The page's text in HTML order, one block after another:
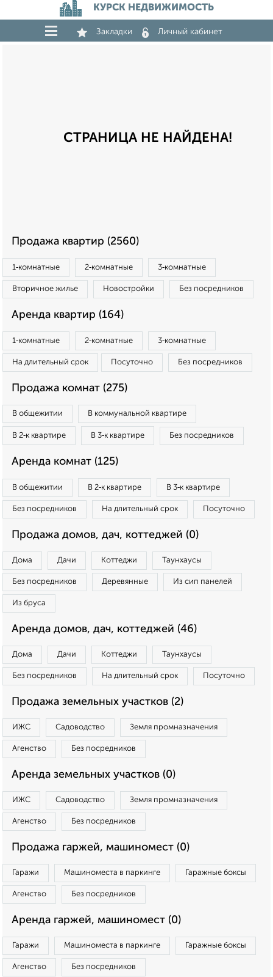
КУРСК НЕДВИЖИМОСТЬ
Закладки Личный кабинет
СТРАНИЦА НЕ НАЙДЕНА!
Продажа квартир (2560)
1‑комнатные 2‑комнатные 3‑комнатные
Вторичное жилье Новостройки Без посредников
Аренда квартир (164)
1‑комнатные 2‑комнатные 3‑комнатные
На длительный срок Посуточно Без посредников
Продажа комнат (275)
В общежитии В коммунальной квартире
В 2‑к квартире В 3‑к квартире Без посредников
Аренда комнат (125)
В общежитии В 2‑к квартире В 3‑к квартире
Без посредников На длительный срок Посуточно
Продажа домов, дач, коттеджей (0)
Дома Дачи Коттеджи Таунхаусы
Без посредников Деревянные Из сип панелей
Из бруса
Аренда домов, дач, коттеджей (46)
Дома Дачи Коттеджи Таунхаусы
Без посредников На длительный срок Посуточно
Продажа земельных участков (2)
ИЖС Садоводство Земля промназначения
Агенство Без посредников
Аренда земельных участков (0)
ИЖС Садоводство Земля промназначения
Агенство Без посредников
Продажа гаржей, машиномест (0)
Гаражи Машиноместа в паркинге Гаражные боксы
Агенство Без посредников
Аренда гаржей, машиномест (0)
Гаражи Машиноместа в паркинге Гаражные боксы
Агенство Без посредников